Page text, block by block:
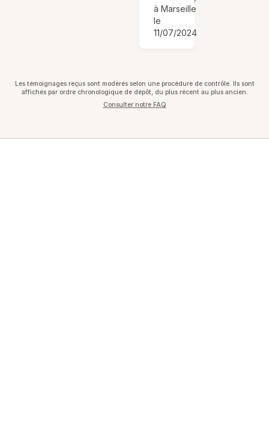
à Marseille
le
11/07/2024
Les témoignages reçus sont modérés selon une procédure de contrôle. Ils sont
affichés par ordre chronologique de dépôt, du plus récent au plus ancien.
Consulter notre FAQ